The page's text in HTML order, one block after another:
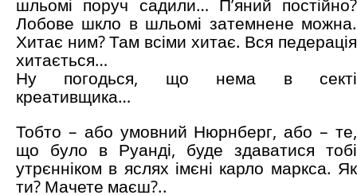
шльомі поруч садили… П’яний постійно?
Лобове шкло в шльомі затемнене можна.
Хитає ним? Там всіми хитає. Вся педерація
хитається…
Ну погодься, що нема в секті
креативщика…
Тобто – або умовний Нюрнберг, або – те,
що було в Руанді, буде здаватися тобі
утрєнніком в яслях імєні карло маркса. Як
ти? Мачете маєш?..